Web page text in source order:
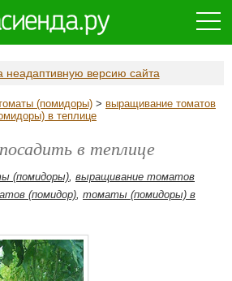
неадаптивную версию сайта
(помидоры) > выращивание томатов
в теплице
в теплице
(помидоры), выращивание томатов
(помидор), томаты (помидоры) в